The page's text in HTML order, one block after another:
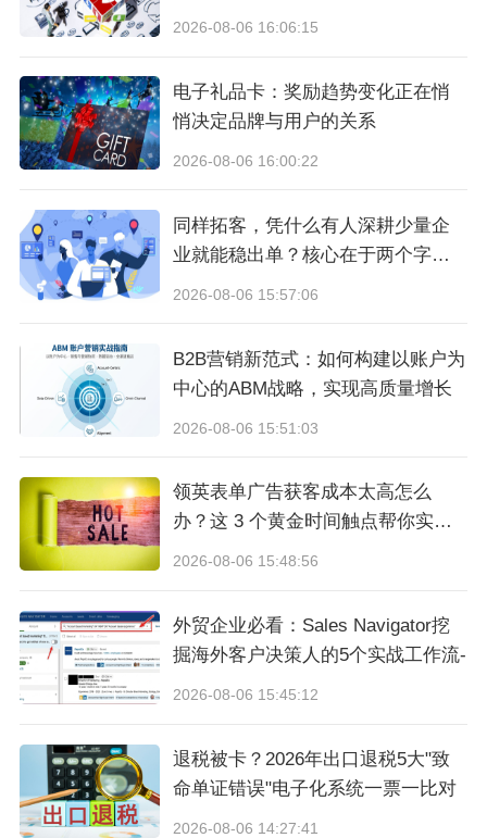
亚马逊广告的发展也推动着亚马逊品牌代理公司
的发展。WPP是全球最大的广告公司(按营收来
说)，2017年，WPP客户仅通过WPP在Faceboo
k和谷歌上投放广告的投资就达到了70亿美元。从
务的，但实际上，如果有经验丰富的机构为企业
管理这些服务，大多数企业都能获得更好的回
大品牌纷纷涌向代理机构。
亚马逊品牌代理在许多方面与过去的经销商类
逊，这以一种特殊的方式重新洗刷了零售关系，
增加了新的中间商层次。
亚马逊自营品牌当真将使卖家无路可走？
今年，亚马逊自营品牌AmazonBasics开始销售
泡沫床垫（mattress），价格与目前市场上最便
宜的一些泡沫床垫看齐。亚马逊为何为进入这么
一个相对“默默无闻”的品类？主要有以下3个原
因：
2026-08-06 16:06:15
电子礼品卡：奖励趋势变化正在悄
悄决定品牌与用户的关系
2026-08-06 16:00:22
同样拓客，凭什么有人深耕少量企
业就能稳出单？核心在于两个字：
2026-08-06 15:57:06
B2B营销新范式：如何构建以账户为
中心的ABM战略，实现高质量增长
2026-08-06 15:51:03
领英表单广告获客成本太高怎么
办？这 3 个黄金时间触点帮你实现
线索翻倍！
2026-08-06 15:48:56
外贸企业必看：Sales Navigator挖
掘海外客户决策人的5个实战工作流-
2026-08-06 15:45:12
退税被卡？2026年出口退税5大"致
命单证错误"电子化系统一票一比对
2026-08-06 14:27:41